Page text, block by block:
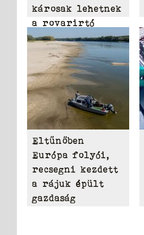
károsak lehetnek
a rovarirtó
szerek
Eltűnőben
Európa folyói,
recsegni kezdett
a rájuk épült
gazdaság